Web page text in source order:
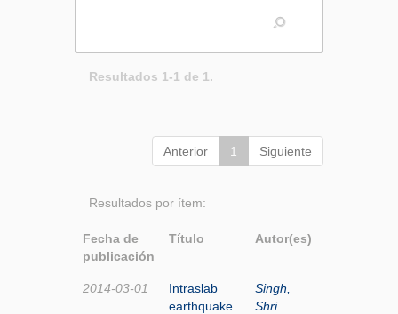
Resultados 1-1 de 1.
Anterior 1 Siguiente
Resultados por ítem:
Fecha de
publicación
Título Autor(es)
2014-03-01
Intraslab
earthquake
Singh,
Shri